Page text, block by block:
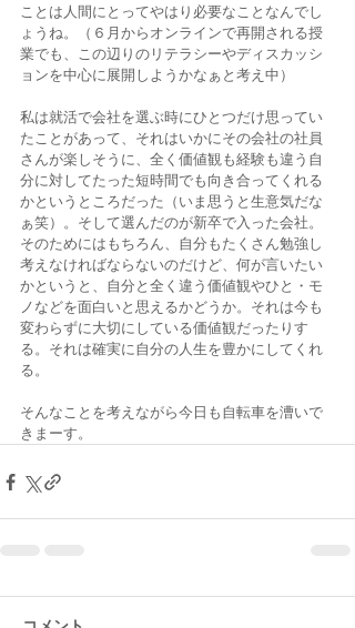
ことは人間にとってやはり必要なことなんでし
ょうね。（６月からオンラインで再開される授
業でも、この辺りのリテラシーやディスカッシ
ョンを中心に展開しようかなぁと考え中）
私は就活で会社を選ぶ時にひとつだけ思ってい
たことがあって、それはいかにその会社の社員
さんが楽しそうに、全く価値観も経験も違う自
分に対してたった短時間でも向き合ってくれる
かというところだった（いま思うと生意気だな
ぁ笑）。そして選んだのが新卒で入った会社。
そのためにはもちろん、自分もたくさん勉強し
考えなければならないのだけど、何が言いたい
かというと、自分と全く違う価値観やひと・モ
ノなどを面白いと思えるかどうか。それは今も
変わらずに大切にしている価値観だったりす
る。それは確実に自分の人生を豊かにしてくれ
る。
そんなことを考えながら今日も自転車を漕いで
きまーす。